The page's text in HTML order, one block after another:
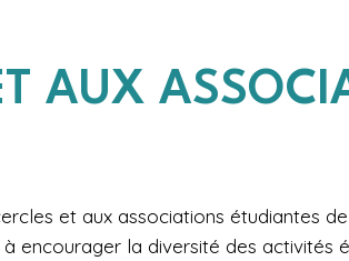
AUX
et aux associations étudiantes
encourager la diversité des activités